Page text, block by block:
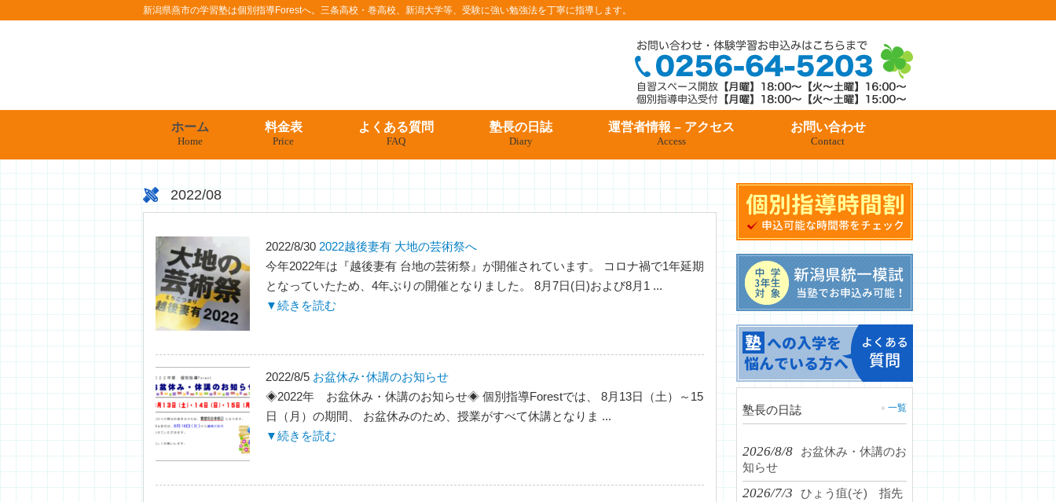
新潟県燕市の学習塾は個別指導Forestへ。三条高校・巻高校、新潟大学等、受験に強い勉強法を丁寧に指導します。
ホーム
Home
料金表
Price
よくある質問
FAQ
塾長の日誌
Diary
運営者情報 – アクセス
Access
お問い合わせ
Contact
2022/08
2022/8/30 2022越後妻有 大地の芸術祭へ
今年2022年は『越後妻有 台地の芸術祭』が開催されています。 コロナ禍で1年延期
となっていたため、4年ぶりの開催となりました。 8月7日(日)および8月1 ...
▼続きを読む
2022/8/5 お盆休み･休講のお知らせ
◈2022年 お盆休み・休講のお知らせ◈ 個別指導Forestでは、 8月13日（土）～15
日（月）の期間、 お盆休みのため、授業がすべて休講となりま ...
▼続きを読む
塾長の日誌 一覧
2026/8/8
お盆休み・休講のお
知らせ
2026/7/3
ひょう疽(そ) 指先